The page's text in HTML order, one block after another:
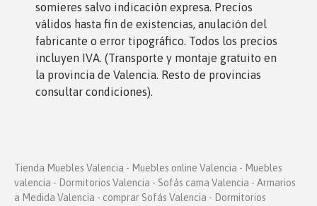
somieres salvo indicación expresa. Precios
válidos hasta fin de existencias, anulación del
fabricante o error tipográfico. Todos los precios
incluyen IVA. (Transporte y montaje gratuito en
la provincia de Valencia. Resto de provincias
consultar condiciones).
Tienda Muebles Valencia - Muebles online Valencia - Muebles
valencia - Dormitorios Valencia - Sofás cama Valencia - Armarios
a Medida Valencia - comprar Sofás Valencia - Dormitorios